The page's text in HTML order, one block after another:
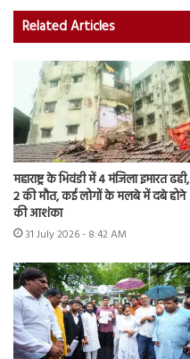
Related Articles
महाराष्ट्र के भिवंडी में 4 मंजिला इमारत ढही,
2 की मौत, कई लोगों के मलबे में दबे होने
की आशंका
31 July 2026 - 8:42 AM